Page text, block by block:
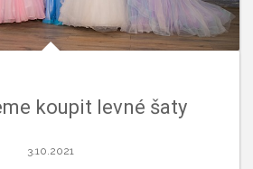
koupit levné šaty
3.10.2021